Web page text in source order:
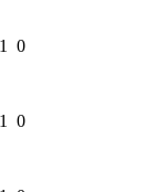
1 0
1 0